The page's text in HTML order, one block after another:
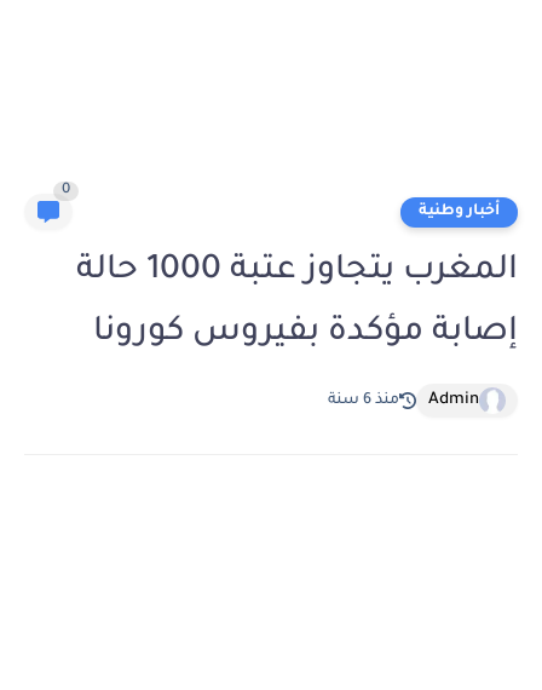
أخبار وطنية
0
المغرب يتجاوز عتبة 1000 حالة
إصابة مؤكدة بفيروس كورونا
Admin منذ 6 سنة